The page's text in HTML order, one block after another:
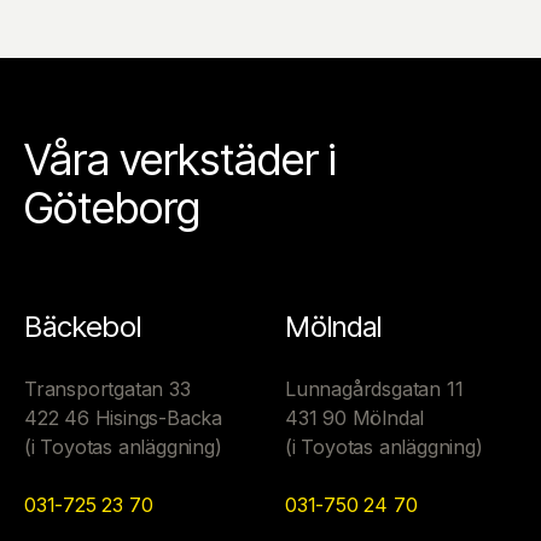
Våra verkstäder i
Göteborg
Bäckebol
Transportgatan 33
422 46 Hisings-Backa
(i Toyotas anläggning)
031-725 23 70
Mölndal
Lunnagårdsgatan 11
431 90 Mölndal
(i Toyotas anläggning)
031-750 24 70